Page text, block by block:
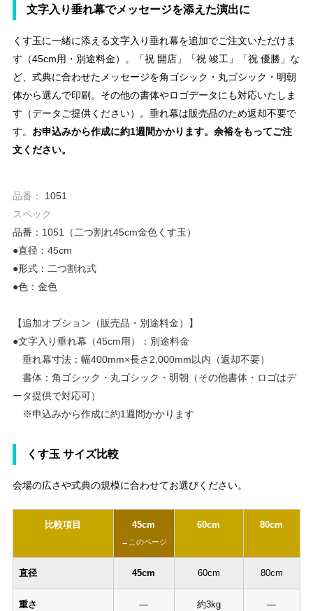
文字入り垂れ幕でメッセージを添えた演出に
くす玉に一緒に添える文字入り垂れ幕を追加でご注文いただけま
す（45cm用・別途料金）。「祝 開店」「祝 竣工」「祝 優勝」な
ど、式典に合わせたメッセージを角ゴシック・丸ゴシック・明朝
体から選んで印刷。その他の書体やロゴデータにも対応いたしま
す（データご提供ください）。垂れ幕は販売品のため返却不要で
す。 お申込みから作成に約1週間かかります。余裕をもってご注
文ください。
品番：
1051
スペック
品番：1051（二つ割れ45cm金色くす玉）
●直径：45cm
●形式：二つ割れ式
●色：金色
【追加オプション（販売品・別途料金）】
●文字入り垂れ幕（45cm用）：別途料金
垂れ幕寸法：幅400mm×長さ2,000mm以内（返却不要）
書体：角ゴシック・丸ゴシック・明朝（その他書体・ロゴはデ
ータ提供で対応可）
※申込みから作成に約1週間かかります
くす玉 サイズ比較
会場の広さや式典の規模に合わせてお選びください。
比較項目 45cm
←このページ
60cm 80cm
直径 45cm 60cm 80cm
重さ — 約3kg —